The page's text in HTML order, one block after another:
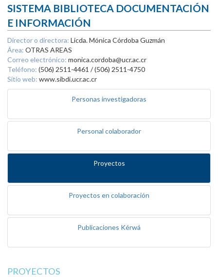
SISTEMA BIBLIOTECA DOCUMENTACIÓN
E INFORMACIÓN
Director o directora: Licda. Mónica Córdoba Guzmán
Área: OTRAS AREAS
Correo electrónico: monica.cordoba@ucr.ac.cr
Teléfono: (506) 2511-4461 / (506) 2511-4750
Sitio web: www.sibdi.ucr.ac.cr
Personas investigadoras
Personal colaborador
Proyectos
Proyectos en colaboración
Publicaciones Kérwá
PROYECTOS